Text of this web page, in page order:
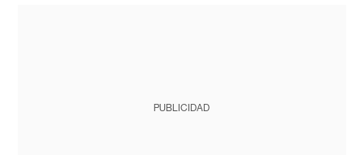
PUBLICIDAD